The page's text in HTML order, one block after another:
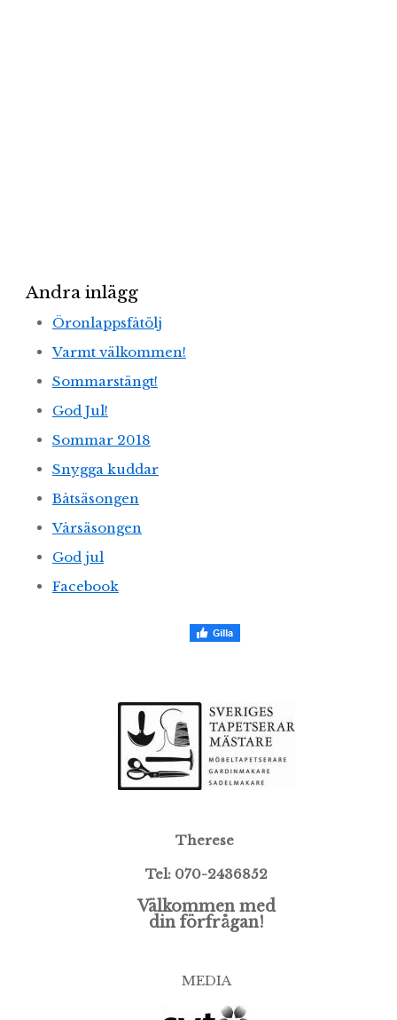
Andra inlägg
Öronlappsfåtölj
Varmt välkommen!
Sommarstängt!
God Jul!
Sommar 2018
Snygga kuddar
Båtsäsongen
Vårsäsongen
God jul
Facebook
Therese
Tel: 070-2436852
Välkommen med
din förfrågan!
MEDIA